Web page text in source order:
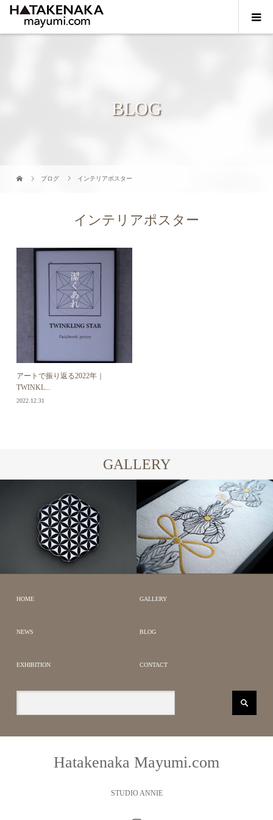
BLOG
ブログ インテリアポスター
インテリアポスター
アートで振り返る2022年｜
TWINKL...
2022.12.31
GALLERY
GEOMETRIC WORKS
JAPANESE MODERN
BOTANICAL ART
HOME GALLERY
NEWS BLOG
EXHIBITION CONTACT
Hatakenaka Mayumi.com
STUDIO ANNIE